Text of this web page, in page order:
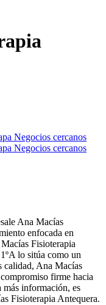
Negocios cercanos
Negocios cercanos
Ana Macías
enfocada en
Fisioterapia
lo sitúa como un
calidad, Ana Macías
firme hacia
más información, es
Fisioterapia Antequera.